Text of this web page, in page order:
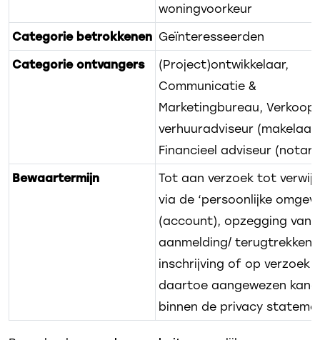
woningvoorkeur
Categorie betrokkenen Geïnteresseerden
Categorie ontvangers
(Project)ontwikkelaar,
Communicatie &
Marketingbureau,
verhuuradviseur
Financieel adviseur
Bewaartermijn
Tot aan verzoek tot
via de ‘persoonlijke
(account), opzegging van
aanmelding/ terugtrekken
inschrijving of op verzoek
daartoe aangewezen
binnen de privacy